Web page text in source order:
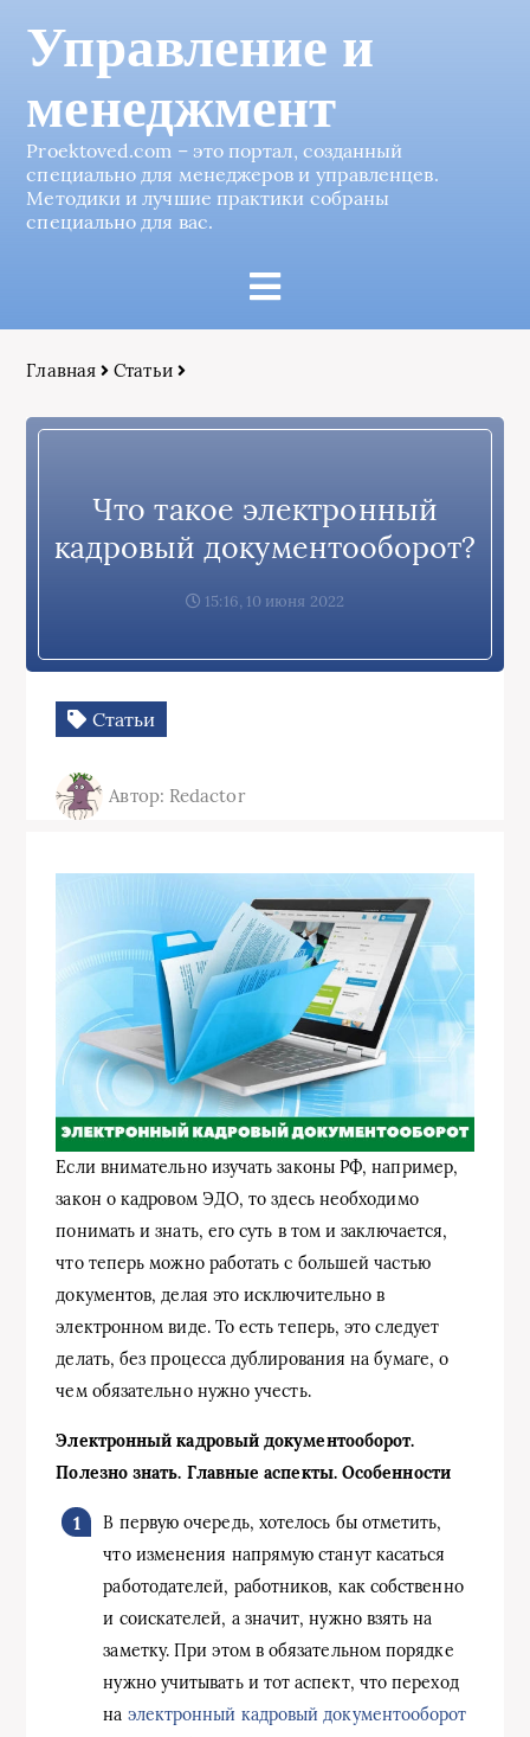
Управление и
менеджмент
Proektoved.com – это портал, созданный
специально для менеджеров и управленцев.
Методики и лучшие практики собраны
специально для вас.
Главная Статьи
Что такое электронный
кадровый документооборот?
15:16, 10 июня 2022
Статьи
Автор: Redactor
Если внимательно изучать законы РФ, например,
закон о кадровом ЭДО, то здесь необходимо
понимать и знать, его суть в том и заключается,
что теперь можно работать с большей частью
документов, делая это исключительно в
электронном виде. То есть теперь, это следует
делать, без процесса дублирования на бумаге, о
чем обязательно нужно учесть.
Электронный кадровый документооборот.
Полезно знать. Главные аспекты. Особенности
В первую очередь, хотелось бы отметить,
что изменения напрямую станут касаться
работодателей, работников, как собственно
и соискателей, а значит, нужно взять на
заметку. При этом в обязательном порядке
нужно учитывать и тот аспект, что переход
на электронный кадровый документооборот